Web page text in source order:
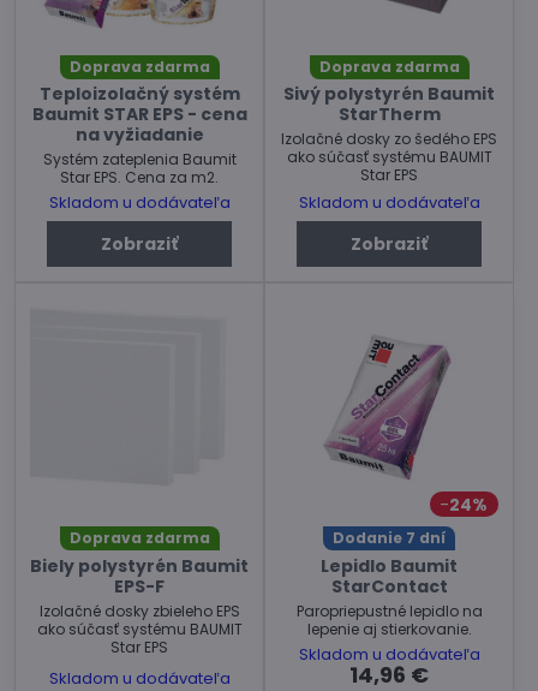
Doprava zdarma
Teploizolačný systém
Baumit STAR EPS - cena
na vyžiadanie
Systém zateplenia Baumit
Star EPS. Cena za m2.
Skladom u dodávateľa
Zobraziť
Doprava zdarma
Sivý polystyrén Baumit
StarTherm
Izolačné dosky zo šedého EPS
ako súčasť systému BAUMIT
Star EPS
Skladom u dodávateľa
Zobraziť
Doprava zdarma
Biely polystyrén Baumit
EPS-F
Izolačné dosky zbieleho EPS
ako súčasť systému BAUMIT
Star EPS
Skladom u dodávateľa
24%
Dodanie 7 dní
Lepidlo Baumit
StarContact
Paropriepustné lepidlo na
lepenie aj stierkovanie.
Skladom u dodávateľa
14,96 €